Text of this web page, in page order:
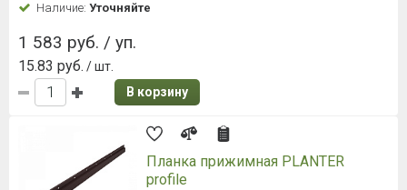
Наличие: Уточняйте
1 583 руб. / уп.
15.83 руб. / шт.
В корзину
Планка прижимная PLANTER
profile